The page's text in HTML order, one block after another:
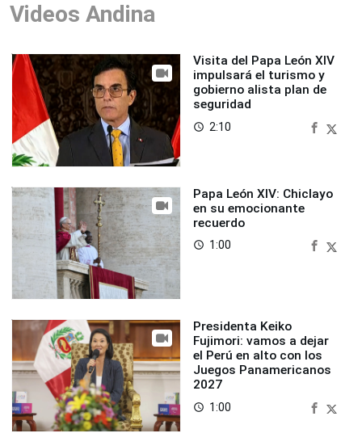
Videos Andina
Visita del Papa León XIV
impulsará el turismo y
gobierno alista plan de
seguridad
access_time 2:10
Papa León XIV: Chiclayo
en su emocionante
recuerdo
access_time 1:00
Presidenta Keiko
Fujimori: vamos a dejar
el Perú en alto con los
Juegos Panamericanos
2027
access_time 1:00